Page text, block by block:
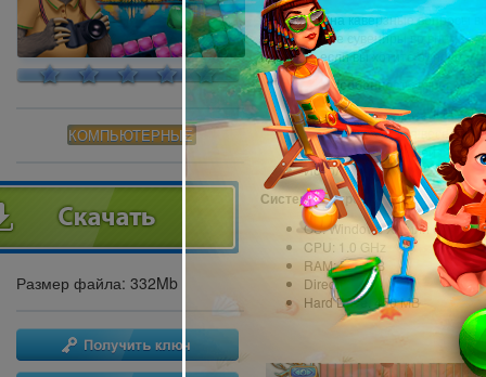
КОМПЬЮТЕРНЫЕ
Размер файла: 332Mb
Отвечайте на каверзные вопросы
невероятные сувениры во время
идеален, если вы хотите
Ключевые особенности игры:
140 красочных мозаичных
Болькая компания веселых
20 бонусных уровней с
Используйте логику, чтобы
Системные требования:
OS: Windows XP или более
CPU: 1.0 GHz
RAM: 512 MB
DirectX: 9.0
Hard Drive: 450 MB